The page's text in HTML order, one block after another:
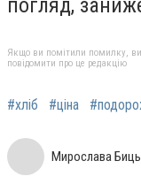
погляд,
Якщо ви помітили помилку,
повідомити про це редакцію
#хліб #ціна
Мирослава